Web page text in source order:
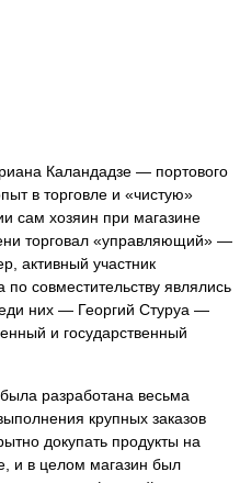
Каландадзе — портового
в торговле и «чистую»
сам хозяин при магазине
торговал «управляющий» —
активный участник
по совместительству являлись
них — Георгий Стуруа —
и государственный
разработана весьма
крупных заказов
докупать продукты на
и в целом магазин был